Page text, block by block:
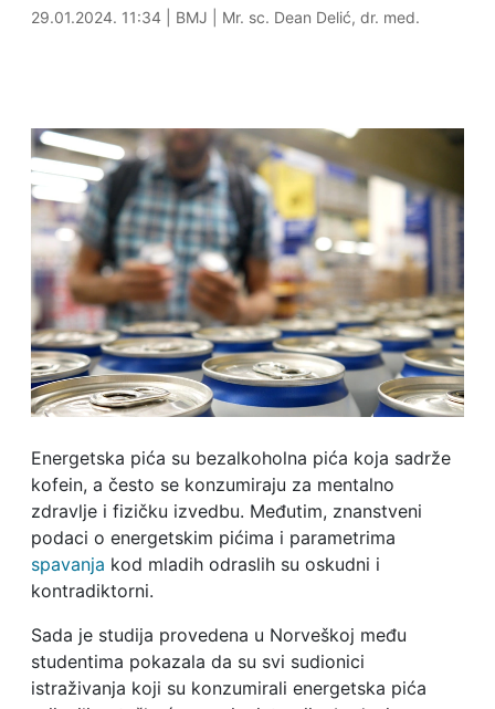
29.01.2024. 12:03
29.01.2024. 11:34| BMJ Mr. sc. Dean Delić, dr. med.
Energetska pića su bezalkoholna pića koja sadrže
kofein, a često se konzumiraju za mentalno
zdravlje i fizičku izvedbu. Međutim, znanstveni
podaci o energetskim pićima i parametrima
spavanja kod mladih odraslih su oskudni i
kontradiktorni.
Sada je studija provedena u Norveškoj među
studentima pokazala da su svi sudionici
istraživanja koji su konzumirali energetska pića